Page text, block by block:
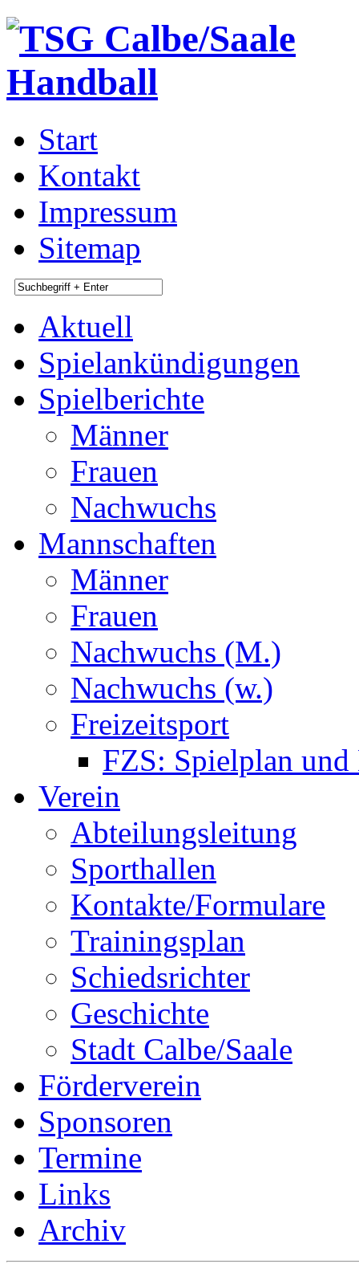
Start
Kontakt
Impressum
Sitemap
Aktuell
Spielankündigungen
Spielberichte
Männer
Frauen
Nachwuchs
Mannschaften
Männer
Frauen
Nachwuchs (M.)
Nachwuchs (w.)
Freizeitsport
FZS: Spielplan und
Verein
Abteilungsleitung
Sporthallen
Kontakte/Formulare
Trainingsplan
Schiedsrichter
Geschichte
Stadt Calbe/Saale
Förderverein
Sponsoren
Termine
Links
Archiv